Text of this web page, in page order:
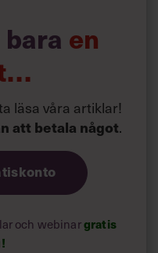
en
läsa våra artiklar!
att betala något.
och webinargratis